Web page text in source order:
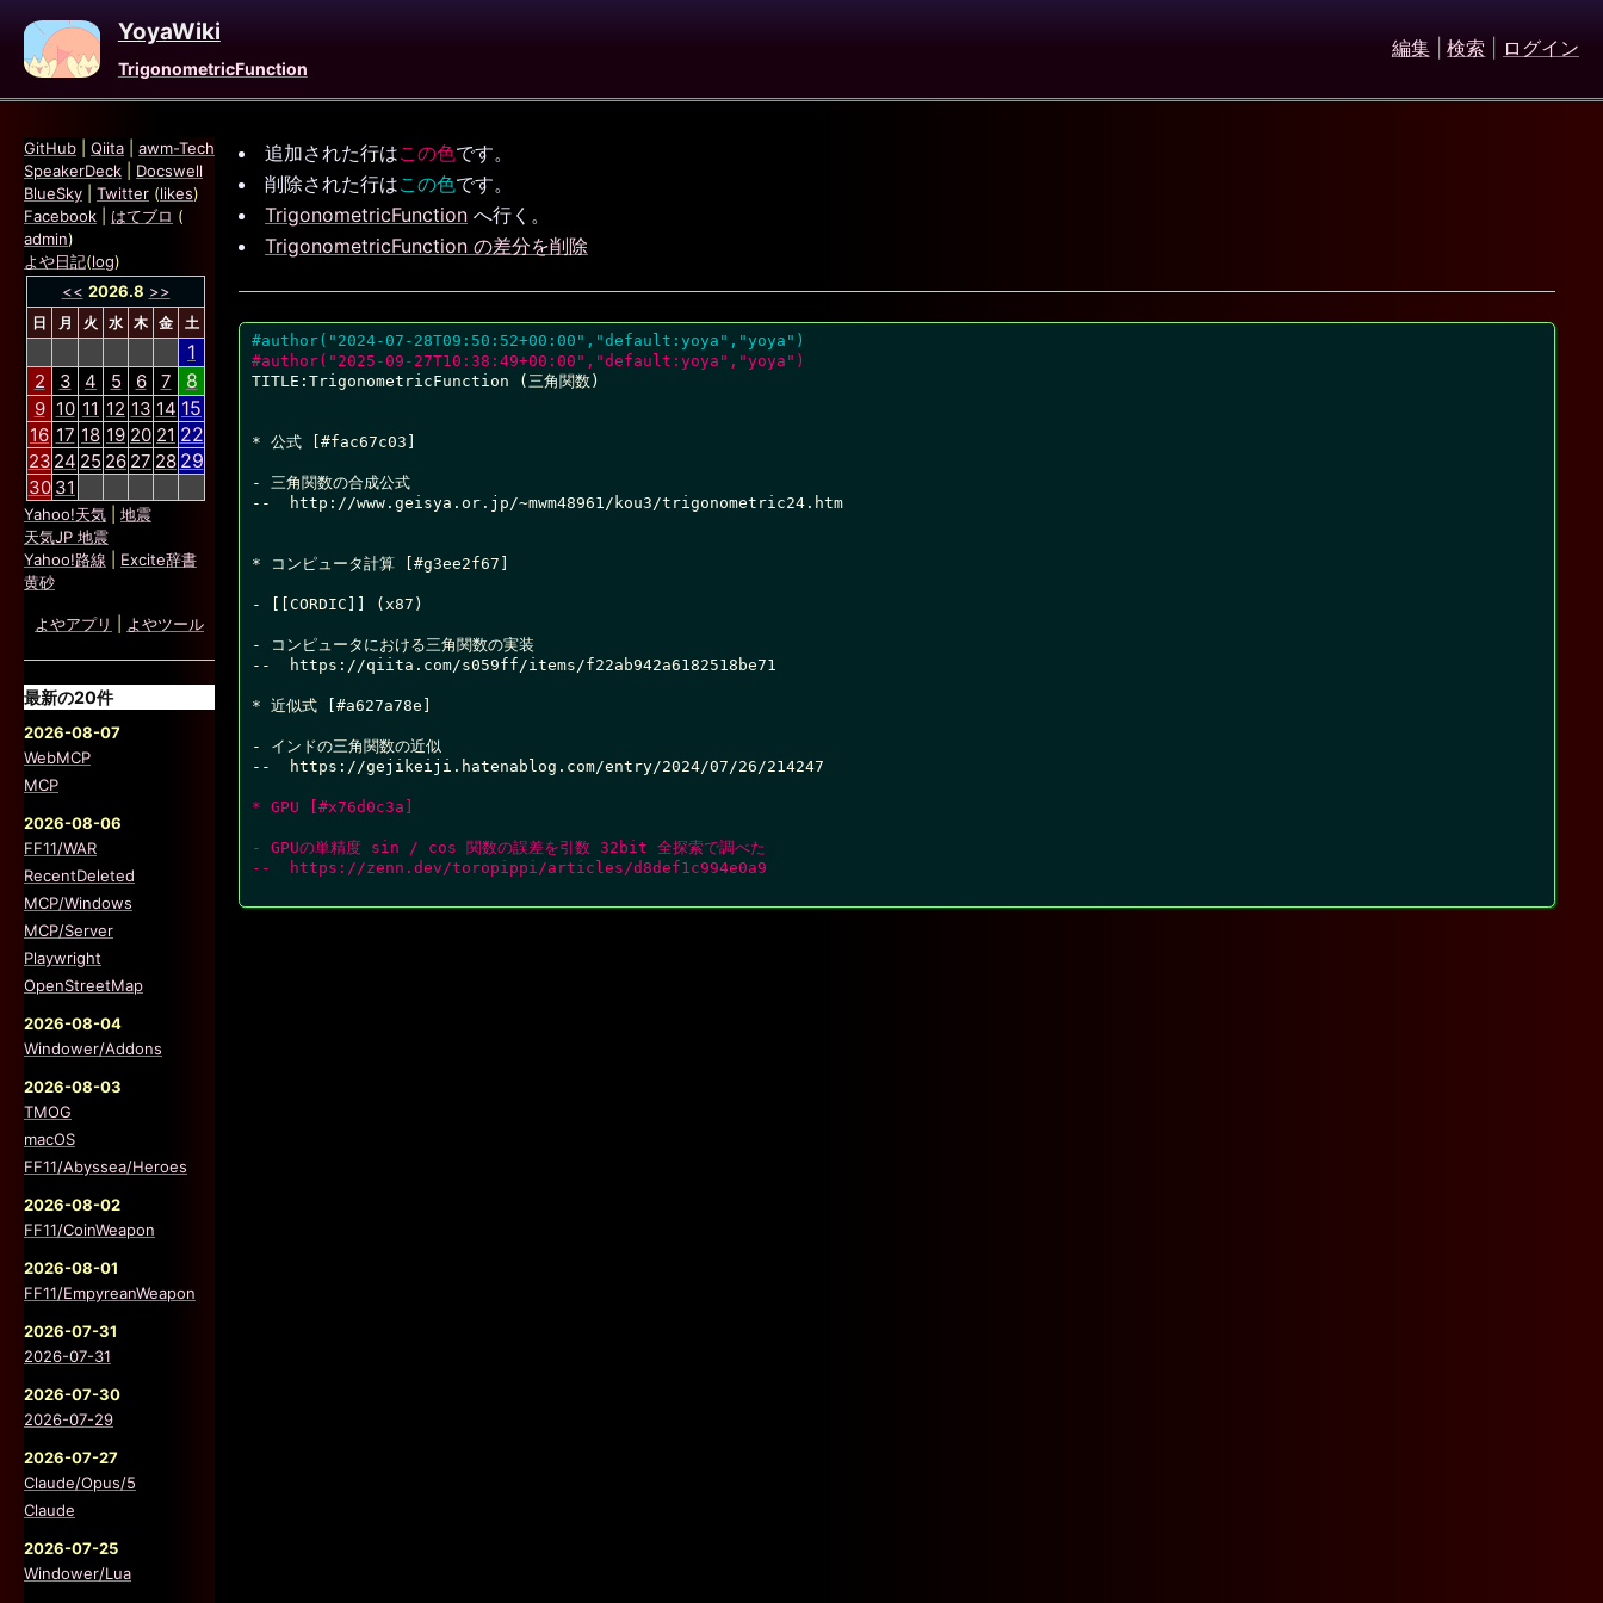
YoyaWiki
TrigonometricFunction
編集 検索 ログイン
追加された行はこの色です。
削除された行はこの色です。
TrigonometricFunction へ行く。
TrigonometricFunction の差分を削除
#author("2024-07-28T09:50:52+00:00","default:yoya","yoya")
#author("2025-09-27T10:38:49+00:00","default:yoya","yoya")
TITLE:TrigonometricFunction (三角関数)
* 公式 [#fac67c03]
- 三角関数の合成公式
--  http://www.geisya.or.jp/~mwm48961/kou3/trigonometric24.htm
* コンピュータ計算 [#g3ee2f67]
- [[CORDIC]] (x87)
- コンピュータにおける三角関数の実装
--  https://qiita.com/s059ff/items/f22ab942a6182518be71
* 近似式 [#a627a78e]
- インドの三角関数の近似
--  https://gejikeiji.hatenablog.com/entry/2024/07/26/214247
* GPU [#x76d0c3a]
- GPUの単精度 sin / cos 関数の誤差を引数 32bit 全探索で調べた
--  https://zenn.dev/toropippi/articles/d8def1c994e0a9
GitHub Qiita
awm-Tech
SpeakerDeck
Docswell
BlueSky
Twitter (likes)
Facebook
はてブロ (
admin)
よや日記(log)
<< 2026.8 >>
日 月 火 水 木 金 土
1
2 3 4 5 6 7 8
9 10 11 12 13 14 15
16 17 18 19 20 21 22
23 24 25 26 27 28 29
30 31
Yahoo!天気
地震
天気JP 地震
Yahoo!路線
Excite辞書
黄砂
よやアプリ よやツール
最新の20件
2026-08-07
WebMCP
MCP
2026-08-06
FF11/WAR
RecentDeleted
MCP/Windows
MCP/Server
Playwright
OpenStreetMap
2026-08-04
Windower/Addons
2026-08-03
TMOG
macOS
FF11/Abyssea/Heroes
2026-08-02
FF11/CoinWeapon
2026-08-01
FF11/EmpyreanWeapon
2026-07-31
2026-07-31
2026-07-30
2026-07-29
2026-07-27
Claude/Opus/5
Claude
2026-07-25
Windower/Lua